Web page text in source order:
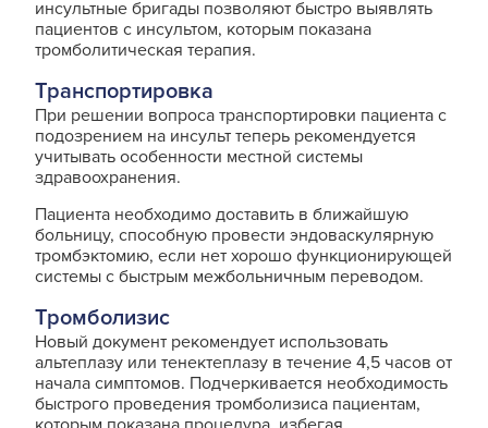
инсультные бригады позволяют быстро выявлять
пациентов с инсультом, которым показана
тромболитическая терапия.
Транспортировка
При решении вопроса транспортировки пациента с
подозрением на инсульт теперь рекомендуется
учитывать особенности местной системы
здравоохранения.
Пациента необходимо доставить в ближайшую
больницу, способную провести эндоваскулярную
тромбэктомию, если нет хорошо функционирующей
системы с быстрым межбольничным переводом.
Тромболизис
Новый документ рекомендует использовать
альтеплазу или тенектеплазу в течение 4,5 часов от
начала симптомов. Подчеркивается необходимость
быстрого проведения тромболизиса пациентам,